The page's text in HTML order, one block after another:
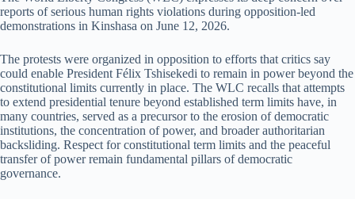
reports of serious human rights violations during opposition-led
demonstrations in Kinshasa on June 12, 2026.
The protests were organized in opposition to efforts that critics say
could enable President Félix Tshisekedi to remain in power beyond the
constitutional limits currently in place. The WLC recalls that attempts
to extend presidential tenure beyond established term limits have, in
many countries, served as a precursor to the erosion of democratic
institutions, the concentration of power, and broader authoritarian
backsliding. Respect for constitutional term limits and the peaceful
transfer of power remain fundamental pillars of democratic
governance.